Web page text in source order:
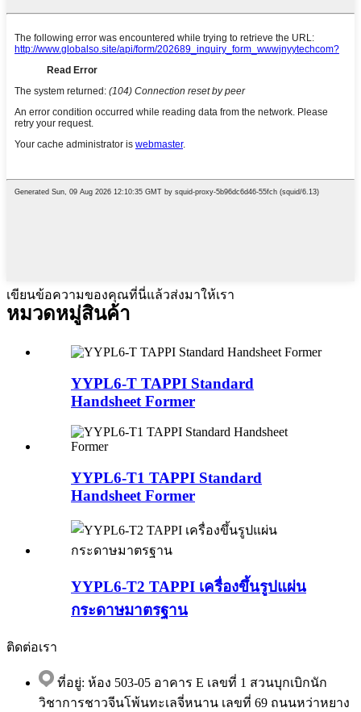
เขียนข้อความของคุณที่นี่แล้วส่งมาให้เรา
หมวดหมู่สินค้า
YYPL6-T TAPPI Standard
Handsheet Former
YYPL6-T1 TAPPI Standard
Handsheet Former
YYPL6-T2 TAPPI เครื่องขึ้นรูปแผ่น
กระดาษมาตรฐาน
ติดต่อเรา
ที่อยู่: ห้อง 503-05 อาคาร E เลขที่ 1 สวนบุกเบิกนัก
วิชาการชาวจีนโพ้นทะเลจี่หนาน เลขที่ 69 ถนนหว่าหยาง